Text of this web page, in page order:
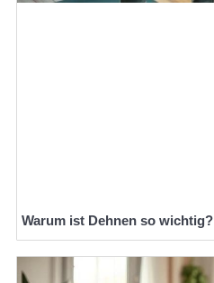
Warum ist Dehnen so wichtig?